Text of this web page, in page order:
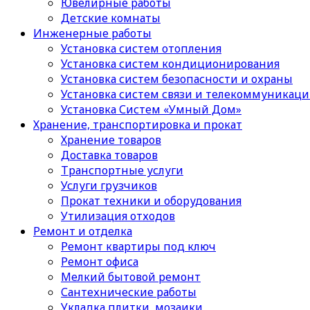
Детские комнаты
Инженерные работы
Установка систем отопления
Установка систем кондиционирования
Установка систем безопасности и охраны
Установка систем связи и
Установка Систем «Умный Дом»
Хранение, транспортировка и прокат
Хранение товаров
Доставка товаров
Транспортные услуги
Услуги грузчиков
Прокат техники и оборудования
Утилизация отходов
Ремонт и отделка
Ремонт квартиры под ключ
Ремонт офиса
Мелкий бытовой ремонт
Сантехнические работы